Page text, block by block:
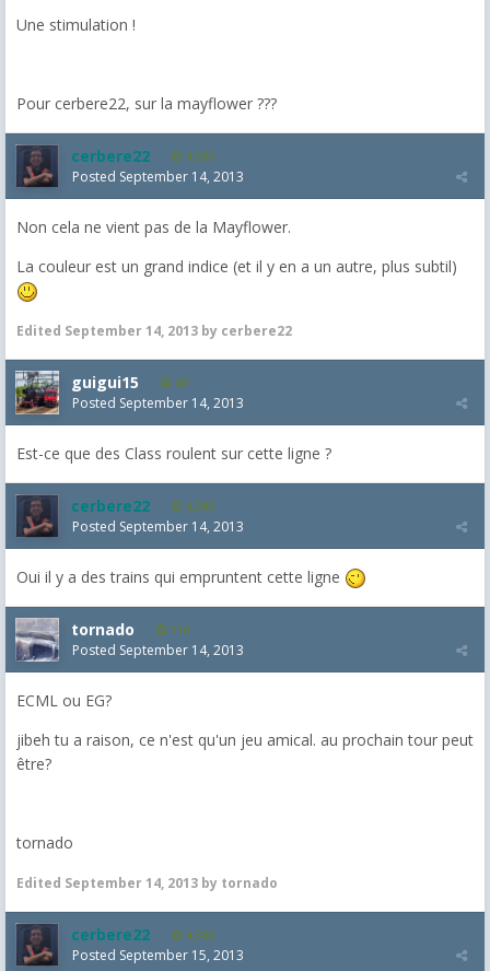
Une stimulation !
Pour cerbere22, sur la mayflower ???
cerbere22 4,385
Posted September 14, 2013
Non cela ne vient pas de la Mayflower.
La couleur est un grand indice (et il y en a un autre, plus subtil)
Edited September 14, 2013 by cerbere22
guigui15 49
Posted September 14, 2013
Est-ce que des Class roulent sur cette ligne ?
cerbere22 4,385
Posted September 14, 2013
Oui il y a des trains qui empruntent cette ligne
tornado 116
Posted September 14, 2013
ECML ou EG?
jibeh tu a raison, ce n'est qu'un jeu amical. au prochain tour peut
être?
tornado
Edited September 14, 2013 by tornado
cerbere22 4,385
Posted September 15, 2013